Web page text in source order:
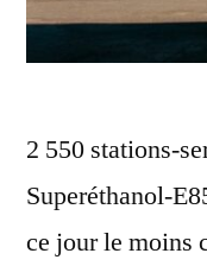
2 550 stations-
Superéthanol-
ce jour le moins